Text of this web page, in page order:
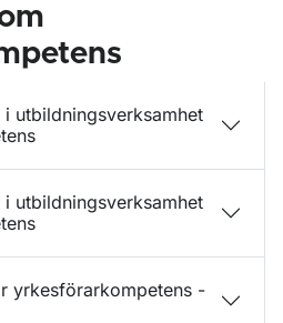
utbildningsverksamhet
utbildningsverksamhet
yrkesförarkompetens -